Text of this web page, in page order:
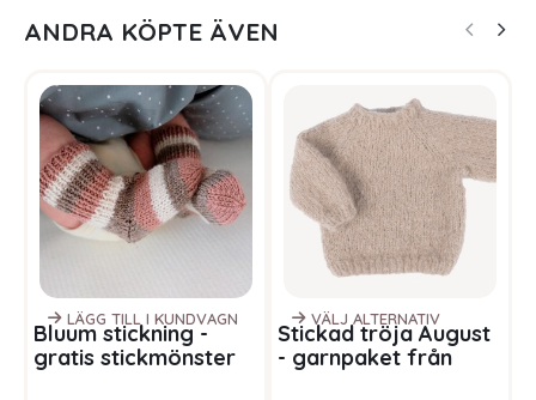
ANDRA KÖPTE ÄVEN
LÄGG TILL I KUNDVAGN
Bluum stickning -
gratis stickmönster
VÄLJ ALTERNATIV
Stickad tröja August
- garnpaket från